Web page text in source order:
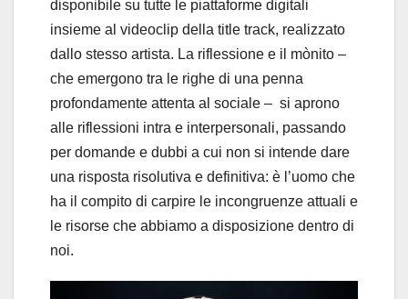
disponibile su tutte le piattaforme digitali
insieme al videoclip della title track, realizzato
dallo stesso artista. La riflessione e il mònito –
che emergono tra le righe di una penna
profondamente attenta al sociale – si aprono
alle riflessioni intra e interpersonali, passando
per domande e dubbi a cui non si intende dare
una risposta risolutiva e definitiva: è l’uomo che
ha il compito di carpire le incongruenze attuali e
le risorse che abbiamo a disposizione dentro di
noi.